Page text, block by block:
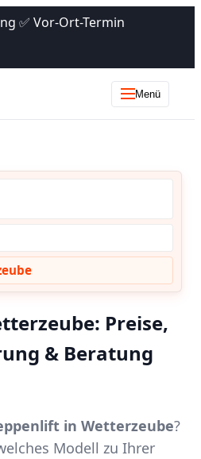
✅ Vor-Ort-Termin
Menü
Preise,
& Beratung
in Wetterzeube?
Modell zu Ihrer